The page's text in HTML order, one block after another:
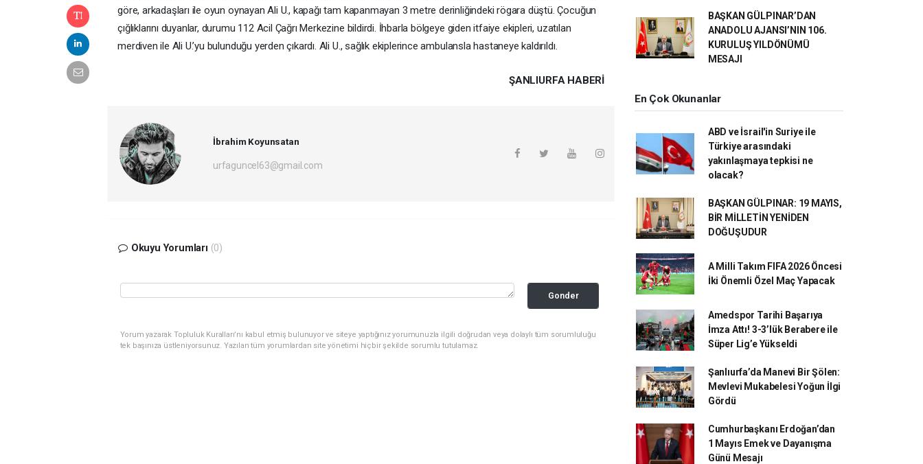
göre, arkadaşları ile oyun oynayan Ali U., kapağı tam kapanmayan 3 metre derinliğindeki rögara düştü. Çocuğun
çığlıklarını duyanlar, durumu 112 Acil Çağrı Merkezine bildirdi. İhbarla bölgeye giden itfaiye ekipleri, uzatılan
merdiven ile Ali U.’yu bulunduğu yerden çıkardı. Ali U., sağlık ekiplerince ambulansla hastaneye kaldırıldı.
ŞANLIURFA HABERİ
İbrahim Koyunsatan
urfaguncel63@gmail.com
Okuyu Yorumları (0)
Gonder
Yorum yazarak Topluluk Kuralları’nı kabul etmiş bulunuyor ve siteye yaptığınız yorumunuzla ilgili doğrudan veya dolaylı tüm sorumluluğu
tek başınıza üstleniyorsunuz. Yazılan tüm yorumlardan site yönetimi hiçbir şekilde sorumlu tutulamaz.
BAŞKAN GÜLPINAR’DAN
ANADOLU AJANSI’NIN 106.
KURULUŞ YILDÖNÜMÜ
MESAJI
En Çok Okunanlar
ABD ve İsrail'in Suriye ile
Türkiye arasındaki
yakınlaşmaya tepkisi ne
olacak?
BAŞKAN GÜLPINAR: 19 MAYIS,
BİR MİLLETİN YENİDEN
DOĞUŞUDUR
A Milli Takım FIFA 2026 Öncesi
İki Önemli Özel Maç Yapacak
Amedspor Tarihi Başarıya
İmza Attı! 3-3’lük Berabere ile
Süper Lig’e Yükseldi
Şanlıurfa’da Manevi Bir Şölen:
Mevlevi Mukabelesi Yoğun İlgi
Gördü
Cumhurbaşkanı Erdoğan’dan
1 Mayıs Emek ve Dayanışma
Günü Mesajı